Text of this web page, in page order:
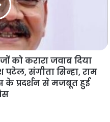
को करारा जवाब दिया
संगीता सिन्हा, राम
के प्रदर्शन से मजबूत हुई